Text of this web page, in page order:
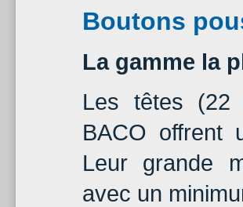
Boutons
La gamme la
Les têtes
BACO offrent
Leur grande
avec un